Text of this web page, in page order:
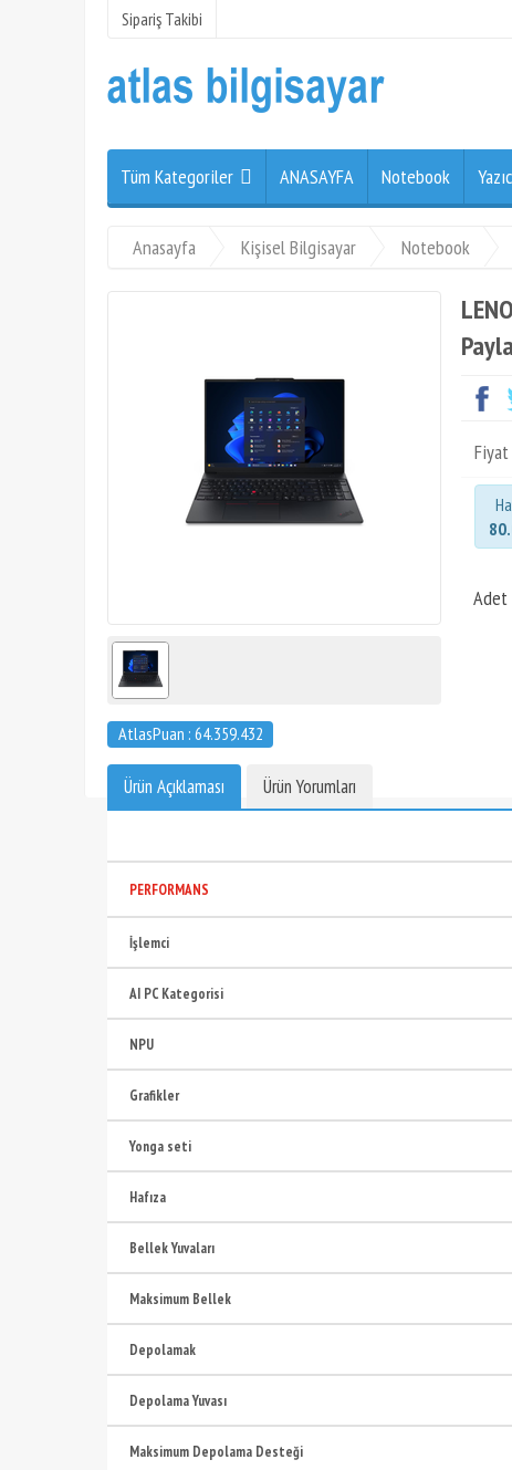
Sipariş Takibi
Tüm Kategoriler ANASAYFA Notebook
Anasayfa Kişisel Bilgisayar Notebook
AtlasPuan : 64.359.432
Fiyat
Adet
Ürün Açıklaması Ürün Yorumları
PERFORMANS
İşlemci
AI PC Kategorisi
NPU
Grafikler
Yonga seti
Hafıza
Bellek Yuvaları
Maksimum Bellek
Depolamak
Depolama Yuvası
Maksimum Depolama Desteği